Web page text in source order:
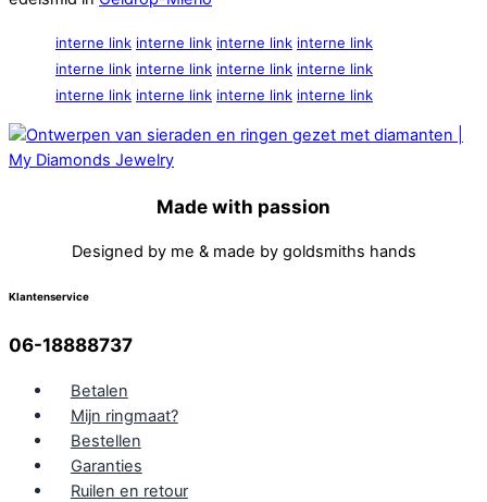
interne link interne link interne link interne link
interne link interne link interne link interne link
interne link interne link interne link interne link
Made with passion
Designed by me & made by goldsmiths hands
Klantenservice
06-18888737
Betalen
Mijn ringmaat?
Bestellen
Garanties
Ruilen en retour